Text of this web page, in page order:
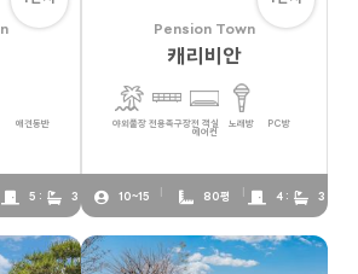
애견동반
5 : 3
Pension Town
캐리비안
야외풀장 전용족구장전 객실
에어컨
노래방 PC방
10~15 80평 4 : 3